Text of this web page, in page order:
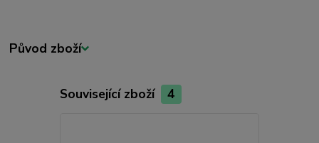
Původ zboží
Související zboží 4